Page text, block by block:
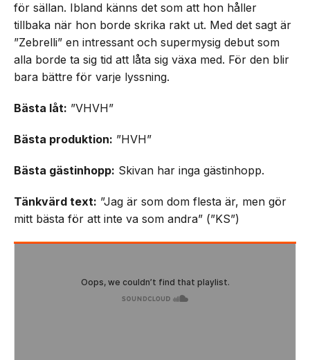
för sällan. Ibland känns det som att hon håller
tillbaka när hon borde skrika rakt ut. Med det sagt är
”Zebrelli” en intressant och supermysig debut som
alla borde ta sig tid att låta sig växa med. För den blir
bara bättre för varje lyssning.
Bästa låt: ”VHVH”
Bästa produktion: ”HVH”
Bästa gästinhopp: Skivan har inga gästinhopp.
Tänkvärd text: ”Jag är som dom flesta är, men gör
mitt bästa för att inte va som andra” (”KS”)